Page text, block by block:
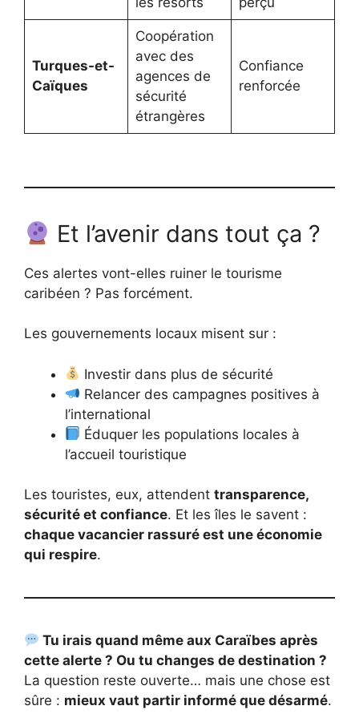
Turques-et-
Caïques
Coopération
avec des
agences de
sécurité
étrangères
Confiance
renforcée
Et l’avenir dans tout ça ?
Ces alertes vont-elles ruiner le tourisme
caribéen ? Pas forcément.
Les gouvernements locaux misent sur :
Investir dans plus de sécurité
Relancer des campagnes positives à
l’international
Éduquer les populations locales à
l’accueil touristique
Les touristes, eux, attendent transparence,
sécurité et confiance. Et les îles le savent :
chaque vacancier rassuré est une économie
qui respire.
Tu irais quand même aux Caraïbes après
cette alerte ? Ou tu changes de destination ?
La question reste ouverte… mais une chose est
sûre : mieux vaut partir informé que désarmé.